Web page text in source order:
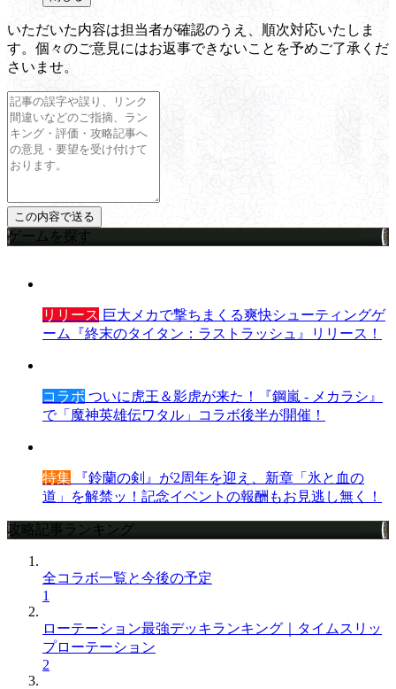
いただいた内容は担当者が確認のうえ、順次対応いたしま
す。個々のご意見にはお返事できないことを予めご了承くだ
さいませ。
ゲームを探す
リリース 巨大メカで撃ちまくる爽快シューティングゲ
ーム『終末のタイタン：ラストラッシュ』リリース！
コラボ ついに虎王＆影虎が来た！『鋼嵐 - メカラシ』
で「魔神英雄伝ワタル」コラボ後半が開催！
特集 『鈴蘭の剣』が2周年を迎え、新章「氷と血の
道」を解禁ッ！記念イベントの報酬もお見逃し無く！
攻略記事ランキング
全コラボ一覧と今後の予定
1
ローテーション最強デッキランキング｜タイムスリッ
プローテーション
2